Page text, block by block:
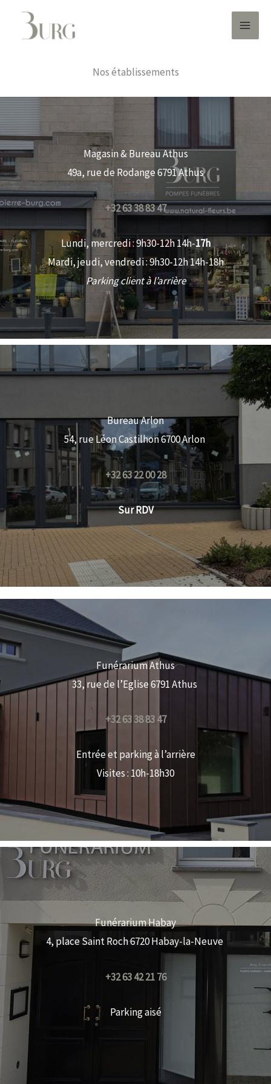
Nos établissements
Magasin & Bureau Athus
49a, rue de Rodange 6791 Athus
+32 63 38 83 47
Lundi, mercredi : 9h30-12h 14h-17h
Mardi, jeudi, vendredi : 9h30-12h 14h-18h
Parking client à l’arrière
Bureau Arlon
54, rue Léon Castilhon 6700 Arlon
+32 63 22 00 28
Sur RDV
Funérarium Athus
33, rue de l’Eglise 6791 Athus
+32 63 38 83 47
Entrée et parking à l’arrière
Visites : 10h-18h30
Funérarium Habay
4, place Saint Roch 6720 Habay-la-Neuve
+32 63 42 21 76
Parking aisé